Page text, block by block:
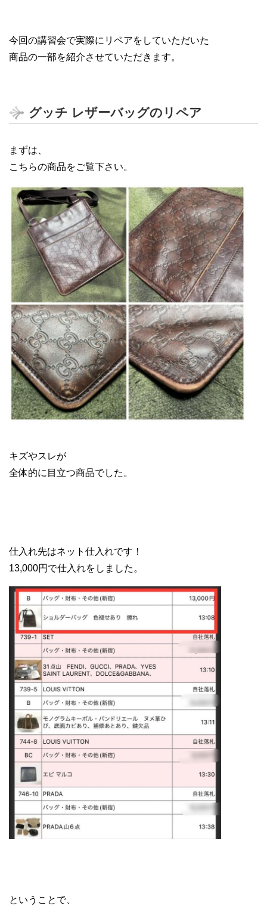
今回の講習会で実際にリペアをしていただいた
商品の一部を紹介させていただきます。
グッチ レザーバッグのリペア
まずは、
こちらの商品をご覧下さい。
キズやスレが
全体的に目立つ商品でした。
仕入れ先はネット仕入れです！
13,000円で仕入れをしました。
ということで、